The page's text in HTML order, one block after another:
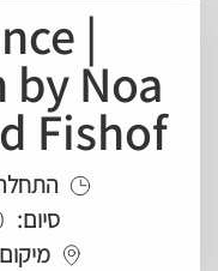
|
by Noa
Fishof
סיום: